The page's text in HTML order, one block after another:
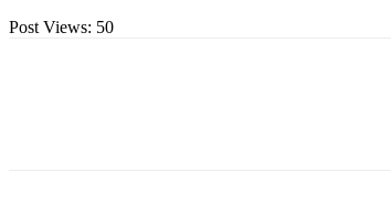
Post Views: 50